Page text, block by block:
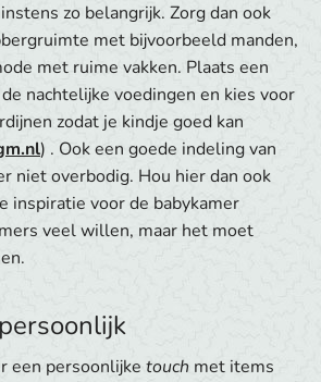
zo belangrijk. Zorg dan ook
met bijvoorbeeld manden,
met ruime vakken. Plaats een
nachtelijke voedingen en kies voor
zodat je kindje goed kan
) . Ook een goede indeling van
niet overbodig. Hou hier dan ook
inspiratie voor de babykamer
veel willen, maar het moet
een persoonlijke touch met items